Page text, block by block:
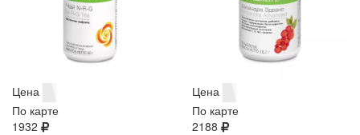
Цена
По карте
1932
Цена
По карте
2188